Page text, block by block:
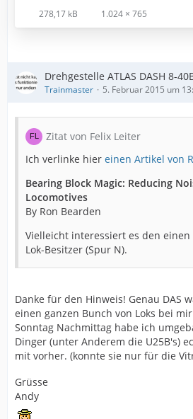
278,17 kB 1.024 × 765
Drehgestelle ATLAS DASH 8-
Trainmaster 5. Februar 2015 um
Zitat von Felix Leiter
Ich verlinke hier einen Artikel von
Bearing Block Magic: Reducing
Locomotives
By Ron Bearden
Vielleicht interessiert es den
Lok-Besitzer (Spur N).
Danke für den Hinweis! Genau DAS
einen ganzen Bunch von Loks bei
Sonntag Nachmittag habe ich
Dinger (unter Anderem die U25B's)
mit vorher. (konnte sie nur für die
Grüsse
Andy